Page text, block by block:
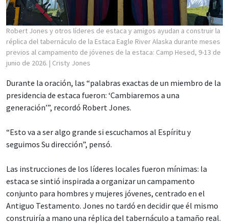
Robert Jones y otros líderes de estaca y amigos ayudan a construir la
réplica del tabernáculo de la Estaca Eagle River Alaska durante meses
previos al campamento de jóvenes de la estaca: Camp Hesed, 9-13 de
junio de 2026. | Cristy Jones
Durante la oración, las “palabras exactas de un miembro de la
presidencia de estaca fueron: ‘Cambiaremos a una
generación’”, recordó Robert Jones.
“Esto va a ser algo grande si escuchamos al Espíritu y
seguimos Su dirección”, pensó.
Las instrucciones de los líderes locales fueron mínimas: la
estaca se sintió inspirada a organizar un campamento
conjunto para hombres y mujeres jóvenes, centrado en el
Antiguo Testamento. Jones no tardó en decidir que él mismo
construiría a mano una réplica del tabernáculo a tamaño real.